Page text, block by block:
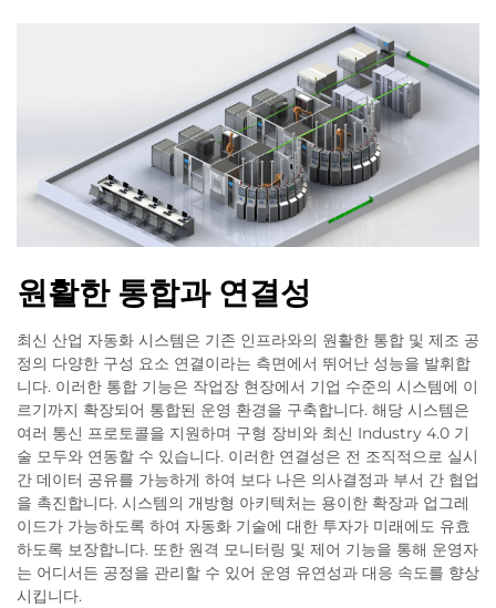
원활한 통합과 연결성
최신 산업 자동화 시스템은 기존 인프라와의 원활한 통합 및 제조 공
정의 다양한 구성 요소 연결이라는 측면에서 뛰어난 성능을 발휘합
니다. 이러한 통합 기능은 작업장 현장에서 기업 수준의 시스템에 이
르기까지 확장되어 통합된 운영 환경을 구축합니다. 해당 시스템은
여러 통신 프로토콜을 지원하며 구형 장비와 최신 Industry 4.0 기
술 모두와 연동할 수 있습니다. 이러한 연결성은 전 조직적으로 실시
간 데이터 공유를 가능하게 하여 보다 나은 의사결정과 부서 간 협업
을 촉진합니다. 시스템의 개방형 아키텍처는 용이한 확장과 업그레
이드가 가능하도록 하여 자동화 기술에 대한 투자가 미래에도 유효
하도록 보장합니다. 또한 원격 모니터링 및 제어 기능을 통해 운영자
는 어디서든 공정을 관리할 수 있어 운영 유연성과 대응 속도를 향상
시킵니다.